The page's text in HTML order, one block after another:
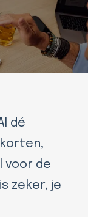
dé
voor de
zeker, je